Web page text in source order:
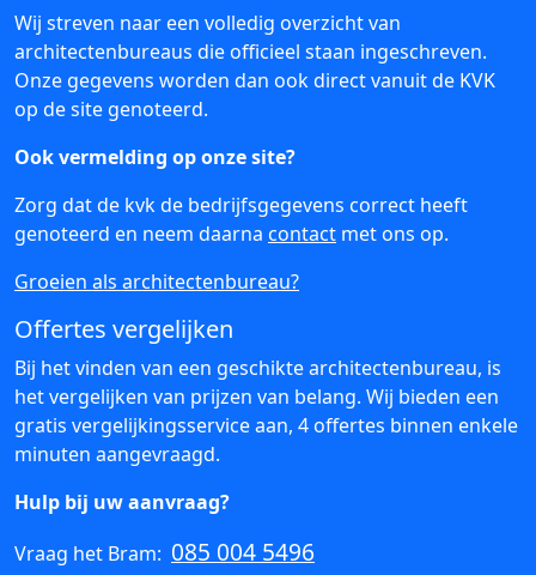
Wij streven naar een volledig overzicht van
architectenbureaus die officieel staan ingeschreven.
Onze gegevens worden dan ook direct vanuit de KVK
op de site genoteerd.
Ook vermelding op onze site?
Zorg dat de kvk de bedrijfsgegevens correct heeft
genoteerd en neem daarna contact met ons op.
Groeien als architectenbureau?
Offertes vergelijken
Bij het vinden van een geschikte architectenbureau, is
het vergelijken van prijzen van belang. Wij bieden een
gratis vergelijkingsservice aan, 4 offertes binnen enkele
minuten aangevraagd.
Hulp bij uw aanvraag?
Vraag het Bram: 085 004 5496